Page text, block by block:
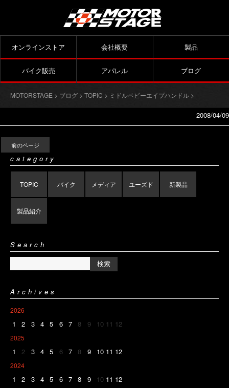
オンラインストア 会社概要 製品
バイク販売 アパレル ブログ
MOTORSTAGE > ブログ > TOPIC > ミドルベビーエイプハンドル >
2008/04/09
前のページ
category
TOPIC バイク メディア ユーズド 新製品
製品紹介
Search
Archives
2026
1 2 3 4 5 6 7 8 9 10 11 12
2025
1 2 3 4 5 6 7 8 9 10 11 12
2024
1 2 3 4 5 6 7 8 9 10 11 12